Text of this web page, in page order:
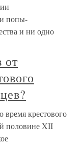
попы-
и ни одно
от
время крестового
половине XII